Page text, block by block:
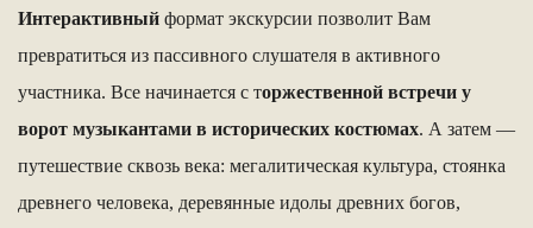
Интерактивный формат экскурсии позволит Вам
превратиться из пассивного слушателя в активного
участника. Все начинается с торжественной встречи у
ворот музыкантами в исторических костюмах. А затем —
путешествие сквозь века: мегалитическая культура, стоянка
древнего человека, деревянные идолы древних богов,